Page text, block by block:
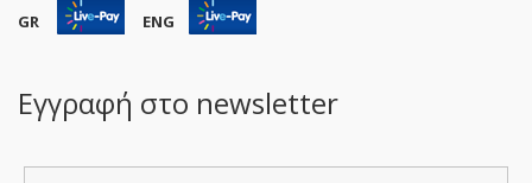
GR ENG
Εγγραφή στο newsletter